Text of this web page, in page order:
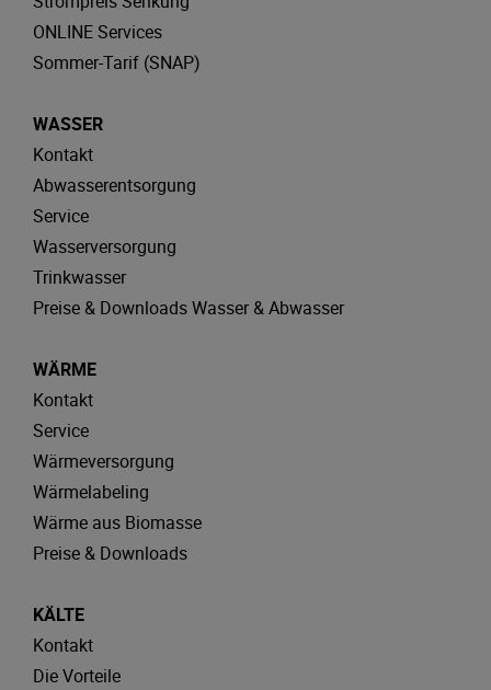
ONLINE Services
Sommer-Tarif (SNAP)
WASSER
Kontakt
Abwasserentsorgung
Service
Wasserversorgung
Trinkwasser
Preise & Downloads Wasser & Abwasser
WÄRME
Kontakt
Service
Wärmeversorgung
Wärmelabeling
Wärme aus Biomasse
Preise & Downloads
KÄLTE
Kontakt
Die Vorteile